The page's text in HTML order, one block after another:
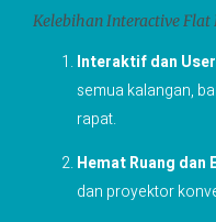
Kelebihan Interactive Flat
Interaktif dan
semua kalangan,
rapat.
Hemat Ruang dan
dan proyektor